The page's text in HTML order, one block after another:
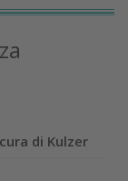
di Kulzer